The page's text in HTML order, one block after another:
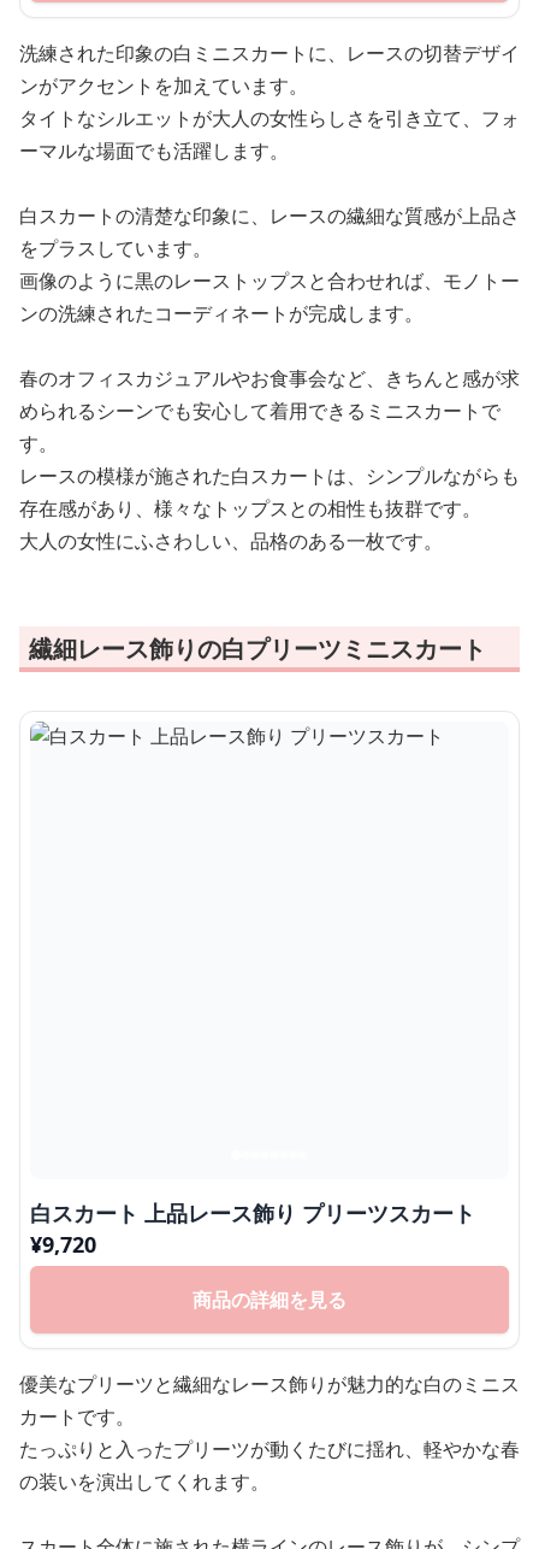
洗練された印象の白ミニスカートに、レースの切替デザイ
ンがアクセントを加えています。
タイトなシルエットが大人の女性らしさを引き立て、フォ
ーマルな場面でも活躍します。
白スカートの清楚な印象に、レースの繊細な質感が上品さ
をプラスしています。
画像のように黒のレーストップスと合わせれば、モノトー
ンの洗練されたコーディネートが完成します。
春のオフィスカジュアルやお食事会など、きちんと感が求
められるシーンでも安心して着用できるミニスカートで
す。
レースの模様が施された白スカートは、シンプルながらも
存在感があり、様々なトップスとの相性も抜群です。
大人の女性にふさわしい、品格のある一枚です。
繊細レース飾りの白プリーツミニスカート
白スカート 上品レース飾り プリーツスカート
¥9,720
商品の詳細を見る
優美なプリーツと繊細なレース飾りが魅力的な白のミニス
カートです。
たっぷりと入ったプリーツが動くたびに揺れ、軽やかな春
の装いを演出してくれます。